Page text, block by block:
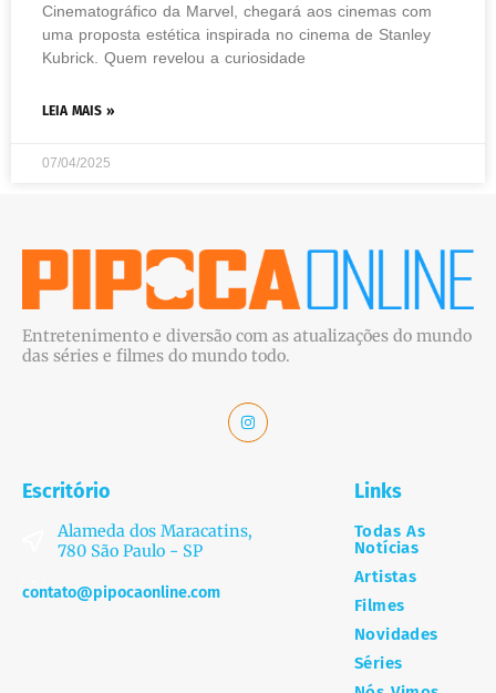
Cinematográfico da Marvel, chegará aos cinemas com
uma proposta estética inspirada no cinema de Stanley
Kubrick. Quem revelou a curiosidade
LEIA MAIS »
07/04/2025
Entretenimento e diversão com as atualizações do mundo
das séries e filmes do mundo todo.
Escritório
Alameda dos Maracatins,
780 São Paulo - SP
contato@pipocaonline.com
Links
Todas As
Notícias
Artistas
Filmes
Novidades
Séries